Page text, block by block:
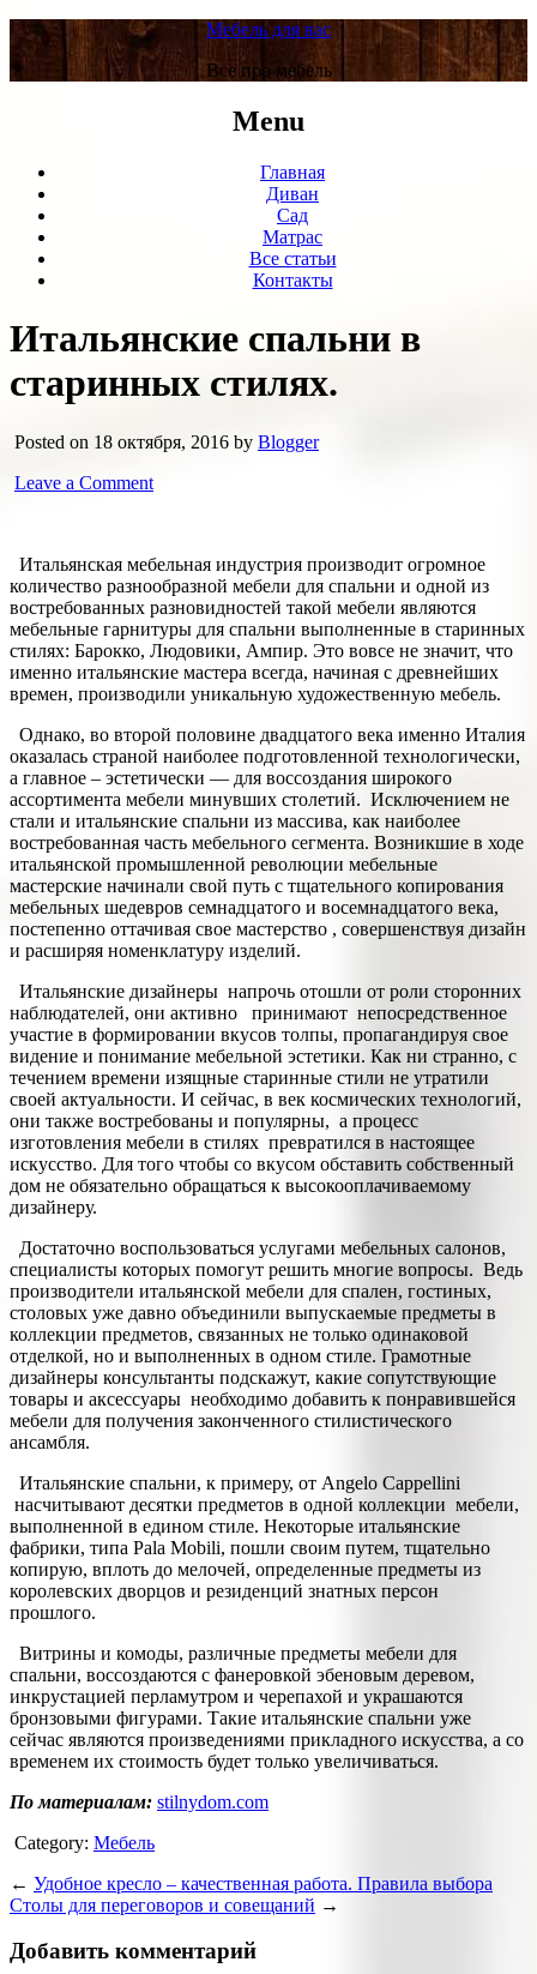
Мебель для вас
Все про мебель
Menu
Главная
Диван
Сад
Матрас
Все статьи
Контакты
Итальянские спальни в
старинных стилях.
Posted on 18 октября, 2016 by Blogger
Leave a Comment
Итальянская мебельная индустрия производит огромное
количество разнообразной мебели для спальни и одной из
востребованных разновидностей такой мебели являются
мебельные гарнитуры для спальни выполненные в старинных
стилях: Барокко, Людовики, Ампир. Это вовсе не значит, что
именно итальянские мастера всегда, начиная с древнейших
времен, производили уникальную художественную мебель.
Однако, во второй половине двадцатого века именно Италия
оказалась страной наиболее подготовленной технологически,
а главное – эстетически — для воссоздания широкого
ассортимента мебели минувших столетий. Исключением не
стали и итальянские спальни из массива, как наиболее
востребованная часть мебельного сегмента. Возникшие в ходе
итальянской промышленной революции мебельные
мастерские начинали свой путь с тщательного копирования
мебельных шедевров семнадцатого и восемнадцатого века,
постепенно оттачивая свое мастерство , совершенствуя дизайн
и расширяя номенклатуру изделий.
Итальянские дизайнеры напрочь отошли от роли сторонних
наблюдателей, они активно принимают непосредственное
участие в формировании вкусов толпы, пропагандируя свое
видение и понимание мебельной эстетики. Как ни странно, с
течением времени изящные старинные стили не утратили
своей актуальности. И сейчас, в век космических технологий,
они также востребованы и популярны, а процесс
изготовления мебели в стилях превратился в настоящее
искусство. Для того чтобы со вкусом обставить собственный
дом не обязательно обращаться к высокооплачиваемому
дизайнеру.
Достаточно воспользоваться услугами мебельных салонов,
специалисты которых помогут решить многие вопросы. Ведь
производители итальянской мебели для спален, гостиных,
столовых уже давно объединили выпускаемые предметы в
коллекции предметов, связанных не только одинаковой
отделкой, но и выполненных в одном стиле. Грамотные
дизайнеры консультанты подскажут, какие сопутствующие
товары и аксессуары необходимо добавить к понравившейся
мебели для получения законченного стилистического
ансамбля.
Итальянские спальни, к примеру, от Angelo Cappellini
насчитывают десятки предметов в одной коллекции мебели,
выполненной в едином стиле. Некоторые итальянские
фабрики, типа Pala Mobili, пошли своим путем, тщательно
копирую, вплоть до мелочей, определенные предметы из
королевских дворцов и резиденций знатных персон
прошлого.
Витрины и комоды, различные предметы мебели для
спальни, воссоздаются с фанеровкой эбеновым деревом,
инкрустацией перламутром и черепахой и украшаются
бронзовыми фигурами. Такие итальянские спальни уже
сейчас являются произведениями прикладного искусства, а со
временем их стоимость будет только увеличиваться.
По материалам: stilnydom.com
Category: Мебель
← Удобное кресло – качественная работа. Правила выбора
Столы для переговоров и совещаний →
Добавить комментарий